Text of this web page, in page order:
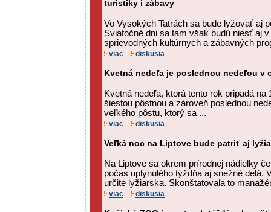
turistiky i zábavy
Vo Vysokých Tatrách sa bude lyžovať aj
Sviatočné dni sa tam však budú niesť aj
sprievodných kultúrnych a zábavných
viac diskusia
Kvetná nedeľa je poslednou nedeľou v
Kvetná nedeľa, ktorá tento rok pripadá na
šiestou pôstnou a zároveň poslednou
veľkého pôstu, ktorý sa ...
viac diskusia
Veľká noc na Liptove bude patriť aj
Na Liptove sa okrem prírodnej nádielky
počas uplynulého týždňa aj snežné delá.
určite lyžiarska. Skonštatovala to
viac diskusia